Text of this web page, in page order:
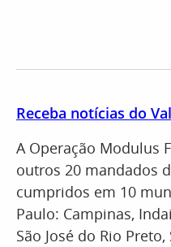
Receba notícias do
A Operação Modulus
outros 20 mandados
cumpridos em 10
Paulo: Campinas,
São José do Rio